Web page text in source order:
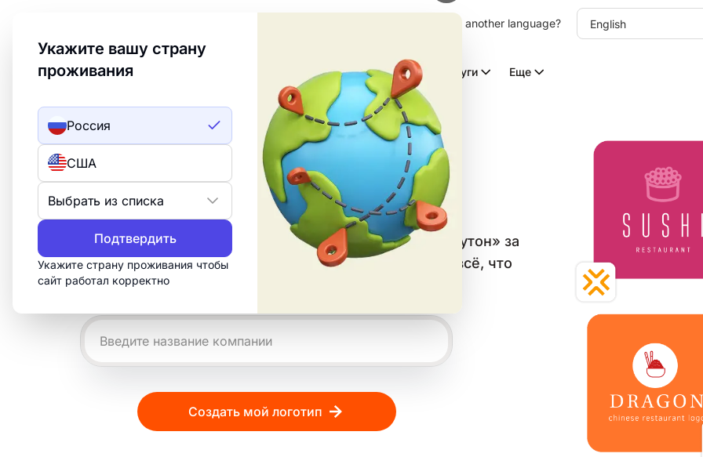
Укажите вашу страну
проживания
Россия
США
Выбрать из списка
Подтвердить
Укажите страну проживания чтобы
сайт работал корректно
Welcome to Turbologo! This page is available in another language. Choose another language?
ИИ лого Видео с ИИ Услуги Еще
Примеры логотипов
Bud
Создайте профессиональный логотип в категории «Бутон» за
15 минут. Настройте бесплатный шаблон и скачайте всё, что
нужно для печати, веба и социальных сетей.
Создать мой логотип